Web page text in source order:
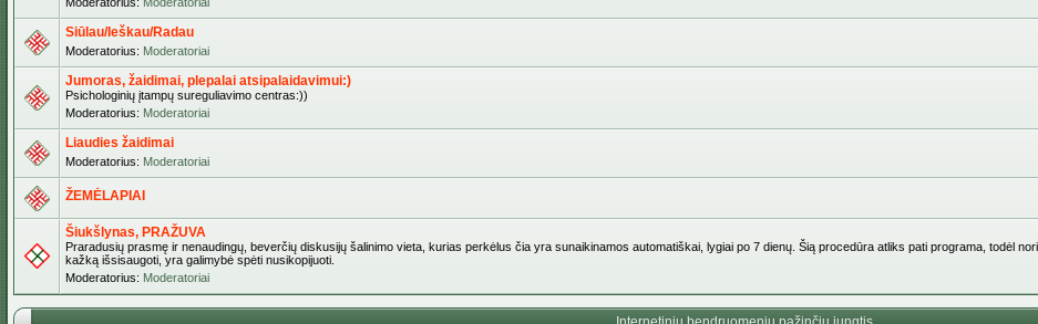
Siūlau/Ieškau/Radau
Moderatorius: Moderatoriai
Jumoras, žaidimai, plepalai atsipalaidavimui:)
Psichologinių įtampų sureguliavimo centras:))
Moderatorius: Moderatoriai
Liaudies žaidimai
Moderatorius: Moderatoriai
ŽEMĖLAPIAI
Šiukšlynas, PRAŽUVA
Praradusių prasmę ir nenaudingų, beverčių diskusijų šalinimo vieta, kurias perkėlus čia yra sunaikinamos automatiškai, lygiai po 7 dienų. Šią procedūra atliks pati programa, todėl
kažką išsisaugoti, yra galimybė spėti nusikopijuoti.
Moderatorius: Moderatoriai